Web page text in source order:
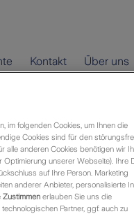
Kontakt Über uns
im folgenden Cookies, um Ihnen die
Cookies sind für den
alle anderen Cookies benötigen wir
Optimierung unserer Webseite). Ihre
auf Ihre Person. Marketing
anderer Anbieter, personalisierte
Zustimmen erlauben Sie uns die
Partner, ggf. auch zu